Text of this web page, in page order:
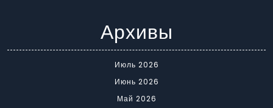
Архивы
Июль 2026
Июнь 2026
Май 2026